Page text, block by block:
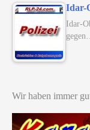
Idar-
Idar-
gegen…
Wir haben immer